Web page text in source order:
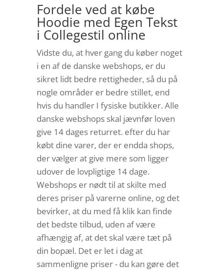
Fordele ved at købe
Hoodie med Egen Tekst
i Collegestil online
Vidste du, at hver gang du køber noget
i en af de danske webshops, er du
sikret lidt bedre rettigheder, så du på
nogle områder er bedre stillet, end
hvis du handler I fysiske butikker. Alle
danske webshops skal jævnfør loven
give 14 dages returret. efter du har
købt dine varer, der er endda shops,
der vælger at give mere som ligger
udover de lovpligtige 14 dage.
Webshops er nødt til at skilte med
deres priser på varerne online, og det
bevirker, at du med få klik kan finde
det bedste tilbud, uden af være
afhængig af, at det skal være tæt på
din bopæl. Det er let i dag at
sammenligne priser - du kan gøre det